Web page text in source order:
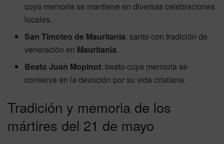
cuya memoria se mantiene en diversas celebraciones
locales.
San Timoteo de Mauritania: santo con tradición de
veneración en Mauritania.
Beato Juan Mopinot: beato cuya memoria se
conserva en la devoción por su vida cristiana.
Tradición y memoria de los
mártires del 21 de mayo